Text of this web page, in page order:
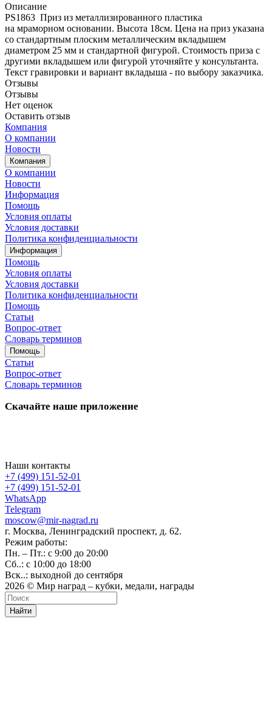
Описание
PS1863 Приз из металлизированного пластика
на мраморном основании. Высота 18см. Цена на приз указана
со стандартным плоским металлическим вкладышем
диаметром 25 мм и стандартной фигурой. Стоимость приза с
другими вкладышем или фигурой уточняйте у консультанта.
Текст гравировки и вариант вкладыша - по выбору заказчика.
Отзывы
Отзывы
Нет оценок
Оставить отзыв
Компания
О компании
Новости
Компания
О компании
Новости
Информация
Помощь
Условия оплаты
Условия доставки
Политика конфиденциальности
Информация
Помощь
Условия оплаты
Условия доставки
Политика конфиденциальности
Помощь
Статьи
Вопрос-ответ
Словарь терминов
Помощь
Статьи
Вопрос-ответ
Словарь терминов
Скачайте наше приложение
Наши контакты
+7 (499) 151-52-01
+7 (499) 151-52-01
WhatsApp
Telegram
moscow@mir-nagrad.ru
г. Москва, Ленинградский проспект, д. 62.
Режим работы:
Пн. – Пт.: с 9:00 до 20:00
Сб..: с 10:00 до 18:00
Вск..: выходной до сентября
2026 © Мир наград – кубки, медали, награды
Найти